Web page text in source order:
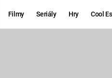
Filmy Seriály Hry Cool